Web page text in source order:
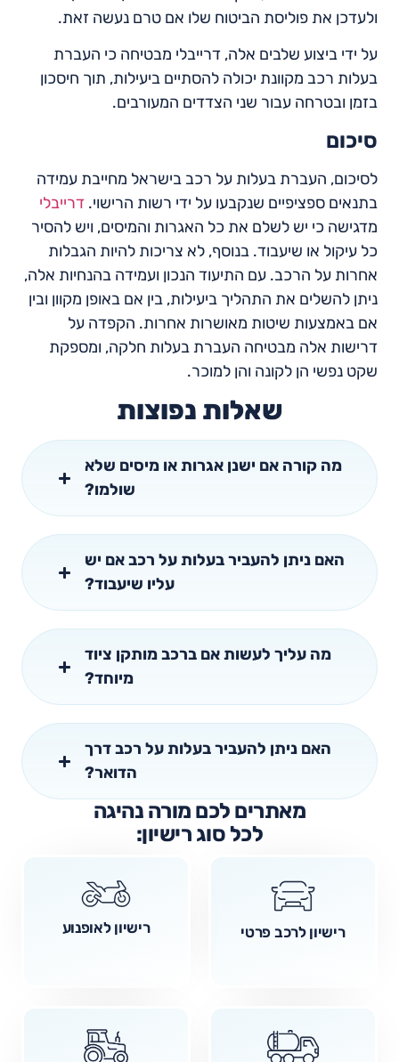
ולעדכן את פוליסת הביטוח שלו אם טרם נעשה זאת.
על ידי ביצוע שלבים אלה, דרייבלי מבטיחה כי העברת
בעלות רכב מקוונת יכולה להסתיים ביעילות, תוך חיסכון
בזמן ובטרחה עבור שני הצדדים המעורבים.
סיכום
לסיכום, העברת בעלות על רכב בישראל מחייבת עמידה
בתנאים ספציפיים שנקבעו על ידי רשות הרישוי. דרייבלי
מדגישה כי יש לשלם את כל האגרות והמיסים, ויש להסיר
כל עיקול או שיעבוד. בנוסף, לא צריכות להיות הגבלות
אחרות על הרכב. עם התיעוד הנכון ועמידה בהנחיות אלה,
ניתן להשלים את התהליך ביעילות, בין אם באופן מקוון ובין
אם באמצעות שיטות מאושרות אחרות. הקפדה על
דרישות אלה מבטיחה העברת בעלות חלקה, ומספקת
שקט נפשי הן לקונה והן למוכר.
שאלות נפוצות
מה קורה אם ישנן אגרות או מיסים שלא
שולמו?
האם ניתן להעביר בעלות על רכב אם יש
עליו שיעבוד?
מה עליך לעשות אם ברכב מותקן ציוד
מיוחד?
האם ניתן להעביר בעלות על רכב דרך
הדואר?
מאתרים לכם מורה נהיגה
לכל סוג רישיון:
רישיון לרכב פרטי רישיון לאופנוע